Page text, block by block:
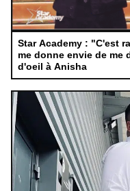
Star Academy : "C'est
me donne envie de me dépasser"
d'oeil à Anisha